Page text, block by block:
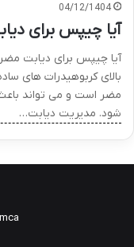
04/12/1404
آیا چیپس برای
آیا چیپس برای دیابت
بالای کربوهیدرات های
مضر است و می تواند
شود. مدیریت دیابت…